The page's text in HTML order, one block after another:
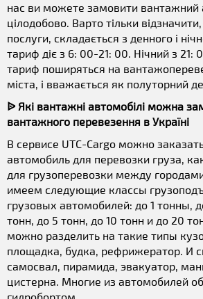
нас ви можете замовити вантажний
цілодобово. Варто тільки
послуги, складається з денного і
тариф діє з 6: 00-21: 00. Нічний з 21:
тариф поширяться на
міста, і вважається як полуторний
ᐉ Які вантажні автомобілі можна
вантажного перевезення в Україні
В сервисе UTC-Cargo можно
автомобиль для перевозки груза,
для грузоперевозки между
имеем следующие классы
грузовых автомобилей: до 1 тонны,
тонн, до 5 тонн, до 10 тонн и до 20
можно разделить на такие типы
площадка, будка, рефрижератор. И
самосвал, пирамида, эвакуатор,
цистерна. Многие из автомобилей